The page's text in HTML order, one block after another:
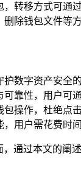
转移方式可通
除钱包文件等方
数字资产安全
靠性，用户可
操作，杜绝点
用户需花费时
通过本文的阐